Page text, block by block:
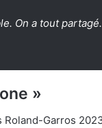
On a tout
»
Roland-Garros